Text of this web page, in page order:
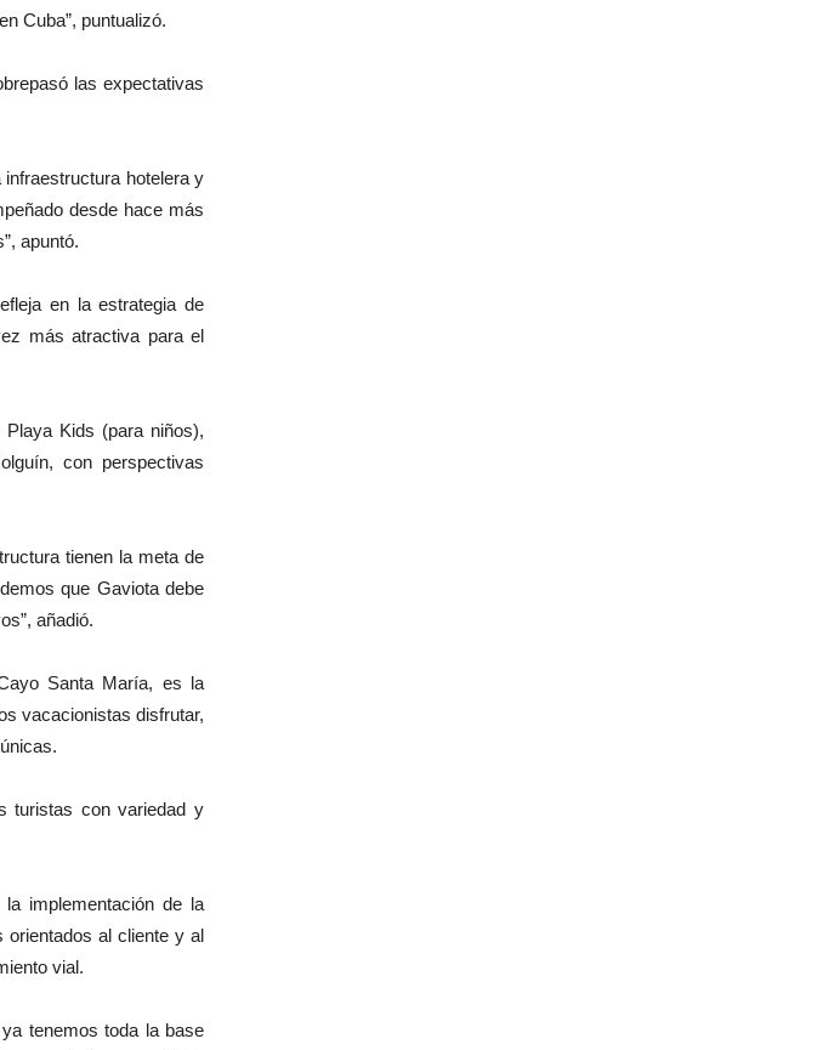
Cuba”, puntualizó.
las expectativas
hotelera y
desde hace más
apuntó.
en la estrategia de
más atractiva para el
Kids (para niños),
con perspectivas
tienen la meta de
que Gaviota debe
añadió.
Santa María, es la
vacacionistas disfrutar,
turistas con variedad y
implementación de la
orientados al cliente y al
vial.
tenemos toda la base